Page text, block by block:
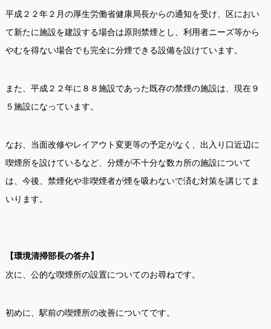
平成２２年２月の厚生労働省健康局長からの通知を受け、区におい
て新たに施設を建設する場合は原則禁煙とし、利用者ニーズ等から
やむを得ない場合でも完全に分煙できる設備を設けています。
また、平成２２年に８８施設であった既存の禁煙の施設は、現在９
５施設になっています。
なお、当面改修やレイアウト変更等の予定がなく、出入り口近辺に
喫煙所を設けているなど、分煙が不十分な数カ所の施設について
は、今後、禁煙化や非喫煙者が煙を吸わないで済む対策を講じてま
いります。
【環境清掃部長の答弁】
次に、公的な喫煙所の設置についてのお尋ねです。
初めに、駅前の喫煙所の改善についてです。